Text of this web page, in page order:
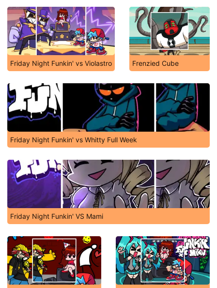
Friday Night Funkin' vs Violastro Frenzied Cube
Friday Night Funkin' vs Whitty Full Week
Friday Night Funkin' VS Mami